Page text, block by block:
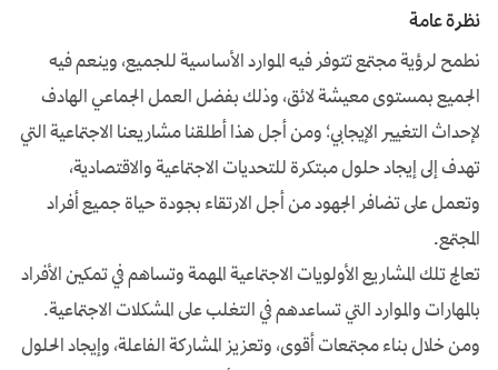
نظرة عامة
نطمح لرؤية مجتمع تتوفر فيه الموارد الأساسية للجميع، وينعم فيه
الجميع بمستوى معيشة لائق، وذلك بفضل العمل الجماعي الهادف
لإحداث التغيير الإيجابي؛ ومن أجل هذا أطلقنا مشاريعنا الاجتماعية التي
تهدف إلى إيجاد حلول مبتكرة للتحديات الاجتماعية والاقتصادية،
وتعمل على تضافر الجهود من أجل الارتقاء بجودة حياة جميع أفراد
المجتمع.
تعالج تلك المشاريع الأولويات الاجتماعية المهمة وتساهم في تمكين الأفراد
بالمهارات والموارد التي تساعدهم في التغلب على المشكلات الاجتماعية.
ومن خلال بناء مجتمعات أقوى، وتعزيز المشاركة الفاعلة، وإيجاد الحلول